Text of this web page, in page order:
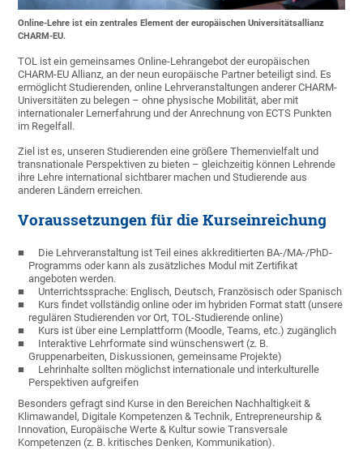
Online-Lehre ist ein zentrales Element der europäischen Universitätsallianz
CHARM-EU.
TOL ist ein gemeinsames Online-Lehrangebot der europäischen
CHARM-EU Allianz, an der neun europäische Partner beteiligt sind. Es
ermöglicht Studierenden, online Lehrveranstaltungen anderer CHARM-
Universitäten zu belegen – ohne physische Mobilität, aber mit
internationaler Lernerfahrung und der Anrechnung von ECTS Punkten
im Regelfall.
Ziel ist es, unseren Studierenden eine größere Themenvielfalt und
transnationale Perspektiven zu bieten – gleichzeitig können Lehrende
ihre Lehre international sichtbarer machen und Studierende aus
anderen Ländern erreichen.
Voraussetzungen für die Kurseinreichung
Die Lehrveranstaltung ist Teil eines akkreditierten BA-/MA-/PhD-
Programms oder kann als zusätzliches Modul mit Zertifikat
angeboten werden.
Unterrichtssprache: Englisch, Deutsch, Französisch oder Spanisch
Kurs findet vollständig online oder im hybriden Format statt (unsere
regulären Studierenden vor Ort, TOL-Studierende online)
Kurs ist über eine Lernplattform (Moodle, Teams, etc.) zugänglich
Interaktive Lehrformate sind wünschenswert (z. B.
Gruppenarbeiten, Diskussionen, gemeinsame Projekte)
Lehrinhalte sollten möglichst internationale und interkulturelle
Perspektiven aufgreifen
Besonders gefragt sind Kurse in den Bereichen Nachhaltigkeit &
Klimawandel, Digitale Kompetenzen & Technik, Entrepreneurship &
Innovation, Europäische Werte & Kultur sowie Transversale
Kompetenzen (z. B. kritisches Denken, Kommunikation).